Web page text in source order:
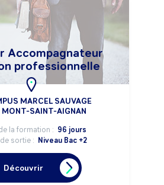
Accompagnateur
professionnelle
MARCEL SAUVAGE
SAINT-AIGNAN
la formation : 96 jours
sortie : Niveau Bac +2
Découvrir